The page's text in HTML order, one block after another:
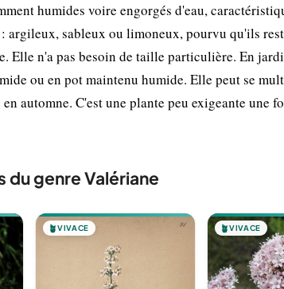
humides voire engorgés d'eau,
argileux, sableux ou limoneux, pourvu qu'ils
Elle n'a pas besoin de taille particulière. En
ou en pot maintenu humide. Elle peut se
automne. C'est une plante peu exigeante une
du genre Valériane
🪴VIVACE 🪴VIVACE